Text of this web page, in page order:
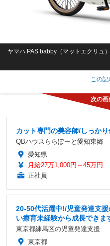
ヤマハ PAS babby（マットエクリュ
この
カット専門の美容師/しっか
QBハウスららぽーと愛知東郷
愛知県
月給27万1,000円～45万円
正社員
20-50代活躍中!/児童発達支
い療育未経験から成長できま
東京都練馬区の児童発達支援
東京都